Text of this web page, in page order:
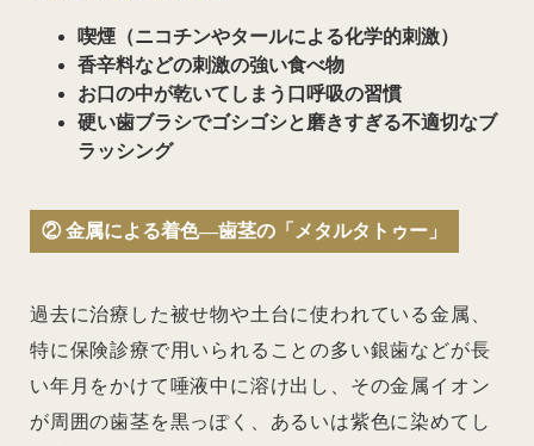
喫煙（ニコチンやタールによる化学的刺激）
香辛料などの刺激の強い食べ物
お口の中が乾いてしまう口呼吸の習慣
硬い歯ブラシでゴシゴシと磨きすぎる不適切なブ
ラッシング
② 金属による着色―歯茎の「メタルタトゥー」
過去に治療した被せ物や土台に使われている金属、
特に保険診療で用いられることの多い銀歯などが長
い年月をかけて唾液中に溶け出し、その金属イオン
が周囲の歯茎を黒っぽく、あるいは紫色に染めてし